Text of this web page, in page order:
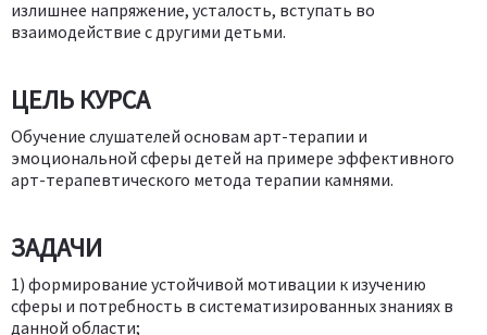
излишнее напряжение, усталость, вступать во
взаимодействие с другими детьми.
ЦЕЛЬ КУРСА
Обучение слушателей основам арт-терапии и
эмоциональной сферы детей на примере эффективного
арт-терапевтического метода терапии камнями.
ЗАДАЧИ
1) формирование устойчивой мотивации к изучению
сферы и потребность в систематизированных знаниях в
данной области;